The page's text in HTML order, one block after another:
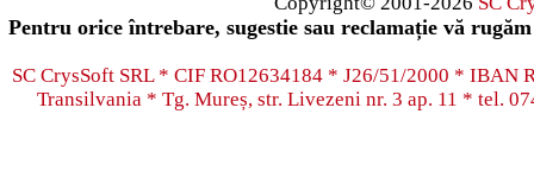
Pentru orice întrebare, sugestie sau reclamație vă
SC CrysSoft SRL * CIF RO12634184 * J26/51/2000 * IBAN
Transilvania * Tg. Mureș, str. Livezeni nr. 3 ap. 11 * tel.